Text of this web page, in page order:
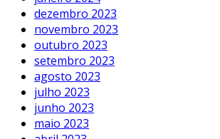
dezembro 2023
novembro 2023
outubro 2023
setembro 2023
agosto 2023
julho 2023
junho 2023
maio 2023